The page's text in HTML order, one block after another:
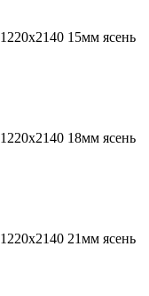
15мм ясень
18мм ясень
21мм ясень